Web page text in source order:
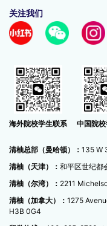
关注我们
海外院校学生联系 中国院
清柚总部（曼哈顿）： 135 W
清柚（天津）： 和平区世纪都
清柚（尔湾）： 2211
清柚（加拿大）： 1275
H3B 0G4